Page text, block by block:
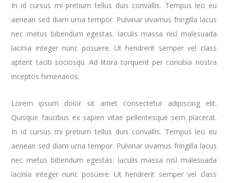
In id cursus mi pretium tellus duis convallis. Tempus leo eu
aenean sed diam urna tempor. Pulvinar vivamus fringilla lacus
nec metus bibendum egestas. Iaculis massa nisl malesuada
lacinia integer nunc posuere. Ut hendrerit semper vel class
aptent taciti sociosqu. Ad litora torquent per conubia nostra
inceptos himenaeos.
Lorem ipsum dolor sit amet consectetur adipiscing elit.
Quisque faucibus ex sapien vitae pellentesque sem placerat.
In id cursus mi pretium tellus duis convallis. Tempus leo eu
aenean sed diam urna tempor. Pulvinar vivamus fringilla lacus
nec metus bibendum egestas. Iaculis massa nisl malesuada
lacinia integer nunc posuere. Ut hendrerit semper vel class